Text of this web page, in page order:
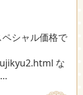
シャル価格で
な